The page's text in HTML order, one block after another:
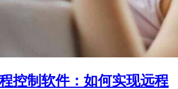
控制软件：如何实现远程